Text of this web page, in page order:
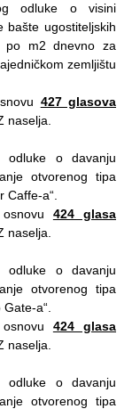
odluke o visini
bašte ugostiteljskih
po m2 dnevno za
zemljištu
427 glasova
naselja.
o davanju
otvorenog tipa
Caffe-a“.
424 glasa
naselja.
o davanju
otvorenog tipa
a“.
424 glasa
naselja.
o davanju
otvorenog tipa